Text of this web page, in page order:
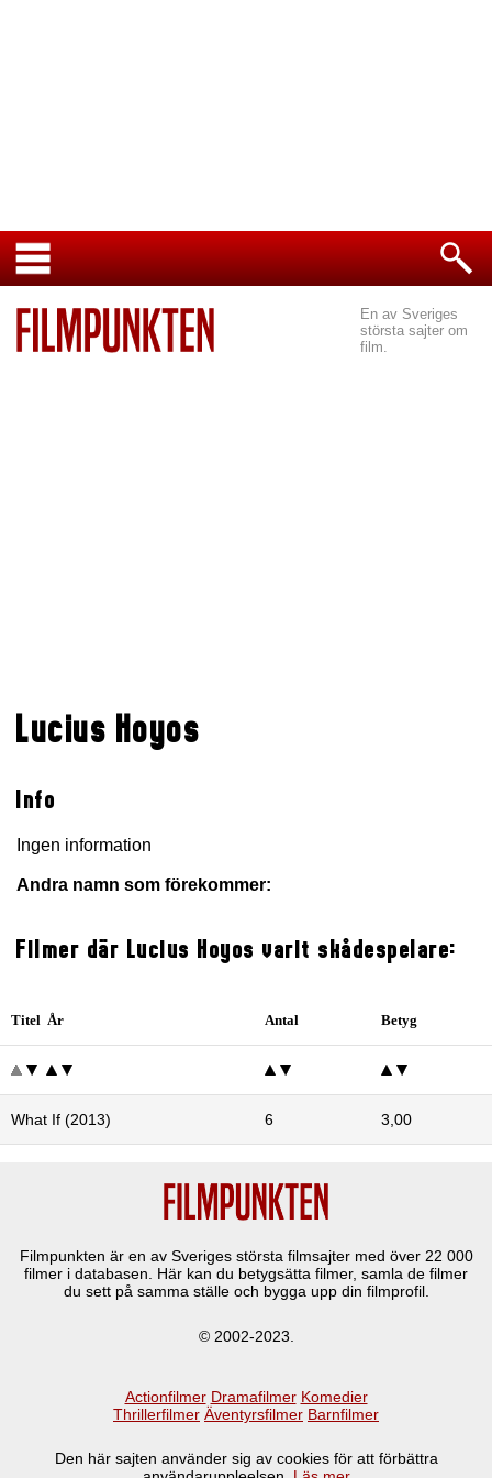
En av Sveriges
största sajter om
film.
Lucius Hoyos
Info
Ingen information
Andra namn som förekommer:
Filmer där Lucius Hoyos varit skådespelare:
Titel År Antal Betyg
What If (2013) 6 3,00
Filmpunkten är en av Sveriges största filmsajter med över 22 000
filmer i databasen. Här kan du betygsätta filmer, samla de filmer
du sett på samma ställe och bygga upp din filmprofil.
© 2002-2023.
Actionfilmer Dramafilmer Komedier
Thrillerfilmer Äventyrsfilmer Barnfilmer
Den här sajten använder sig av cookies för att förbättra